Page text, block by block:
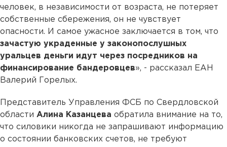
человек, в независимости от возраста, не потеряет
собственные сбережения, он не чувствует
опасности. И самое ужасное заключается в том, что
зачастую украденные у законопослушных
уральцев деньги идут через посредников на
финансирование бандеровцев», - рассказал ЕАН
Валерий Горелых.
Представитель Управления ФСБ по Свердловской
области Алина Казанцева обратила внимание на то,
что силовики никогда не запрашивают информацию
о состоянии банковских счетов, не требуют